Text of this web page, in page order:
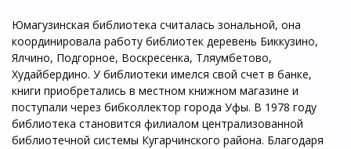
Юмагузинская библиотека считалась зональной, она
координировала работу библиотек деревень Биккузино,
Ялчино, Подгорное, Воскресенка, Тляумбетово,
Худайбердино. У библиотеки имелся свой счет в банке,
книги приобретались в местном книжном магазине и
поступали через бибколлектор города Уфы. В 1978 году
библиотека становится филиалом централизованной
библиотечной системы Кугарчинского района. Благодаря